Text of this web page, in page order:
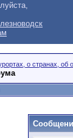
о странах, об